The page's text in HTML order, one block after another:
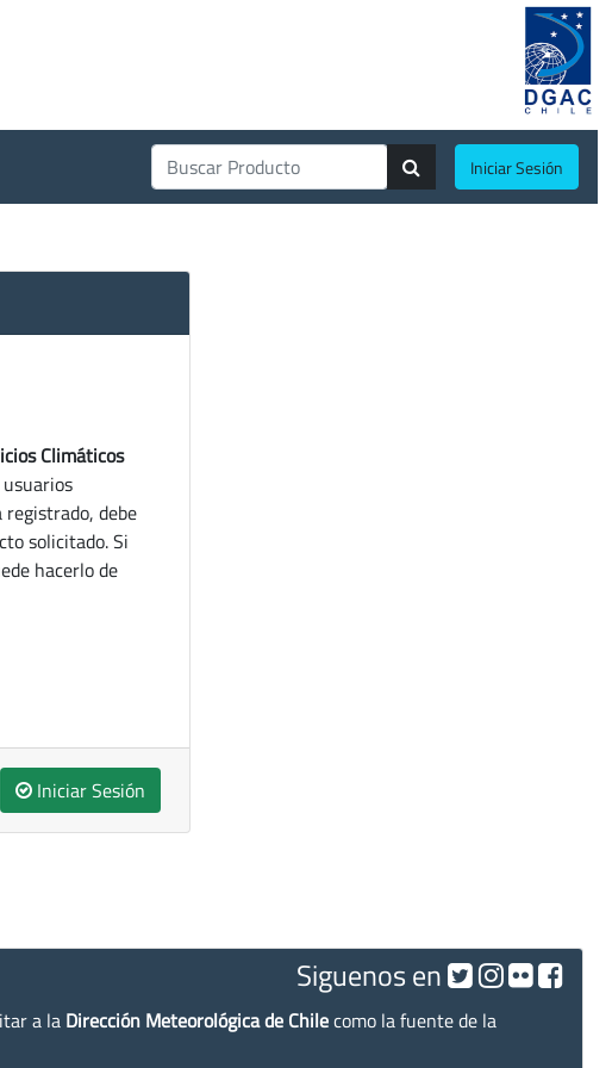
Iniciar Sesión
Climáticos
debe
solicitado. Si
hacerlo de
Iniciar Sesión
Siguenos en
a la Dirección Meteorológica de Chilecomo la fuente de la